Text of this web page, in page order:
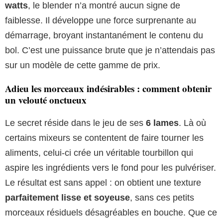
watts, le blender n’a montré aucun signe de
faiblesse. Il développe une force surprenante au
démarrage, broyant instantanément le contenu du
bol. C’est une puissance brute que je n’attendais pas
sur un modèle de cette gamme de prix.
Adieu les morceaux indésirables : comment obtenir
un velouté onctueux
Le secret réside dans le jeu de ses 6 lames. Là où
certains mixeurs se contentent de faire tourner les
aliments, celui-ci crée un véritable tourbillon qui
aspire les ingrédients vers le fond pour les pulvériser.
Le résultat est sans appel : on obtient une texture
parfaitement lisse et soyeuse, sans ces petits
morceaux résiduels désagréables en bouche. Que ce